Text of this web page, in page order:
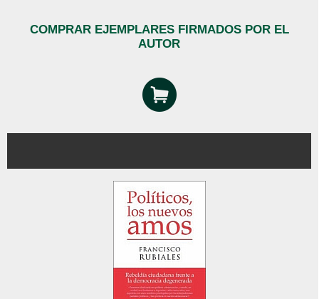
COMPRAR EJEMPLARES FIRMADOS POR EL
AUTOR